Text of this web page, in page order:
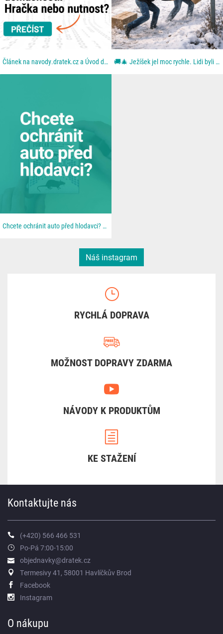
Článek na navody.dratek.cz a Úvod do chytré domácnosti. Odkaz také v BIO.... 🚚🎄 Ježíšek jel moc rychle. Lidi byli ještě rychlejší. Aneb: když se blbě zavřou dveře. Z dodávky...
Chcete ochránit auto před hlodavci? 🐀 📦 Všechno najdeš u nás na 👉 dratek.cz #arduino...
Náš instagram
RYCHLÁ DOPRAVA
MOŽNOST DOPRAVY ZDARMA
NÁVODY K PRODUKTŮM
KE STAŽENÍ
Kontaktujte nás
(+420) 566 466 531
Po-Pá 7:00-15:00
objednavky@dratek.cz
Termesivy 41, 58001 Havlíčkův Brod
Facebook
Instagram
O nákupu